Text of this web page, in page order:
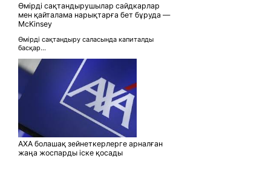
Өмірді сақтандырушылар сайдкарлар
мен қайталама нарықтарға бет бұруда —
McKinsey
Өмірді сақтандыру саласында капиталды
басқар...
AXA болашақ зейнеткерлерге арналған
жаңа жоспарды іске қосады